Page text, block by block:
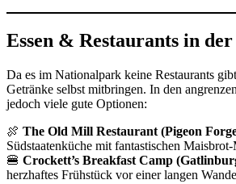
Essen & Restaurants in
Da es im Nationalpark keine Restaurants
Getränke selbst mitbringen. In den
jedoch viele gute Optionen:
🍖 The Old Mill Restaurant (Pigeon
Südstaatenküche mit fantastischen
🍔 Crockett’s Breakfast Camp
herzhaftes Frühstück vor einer langen